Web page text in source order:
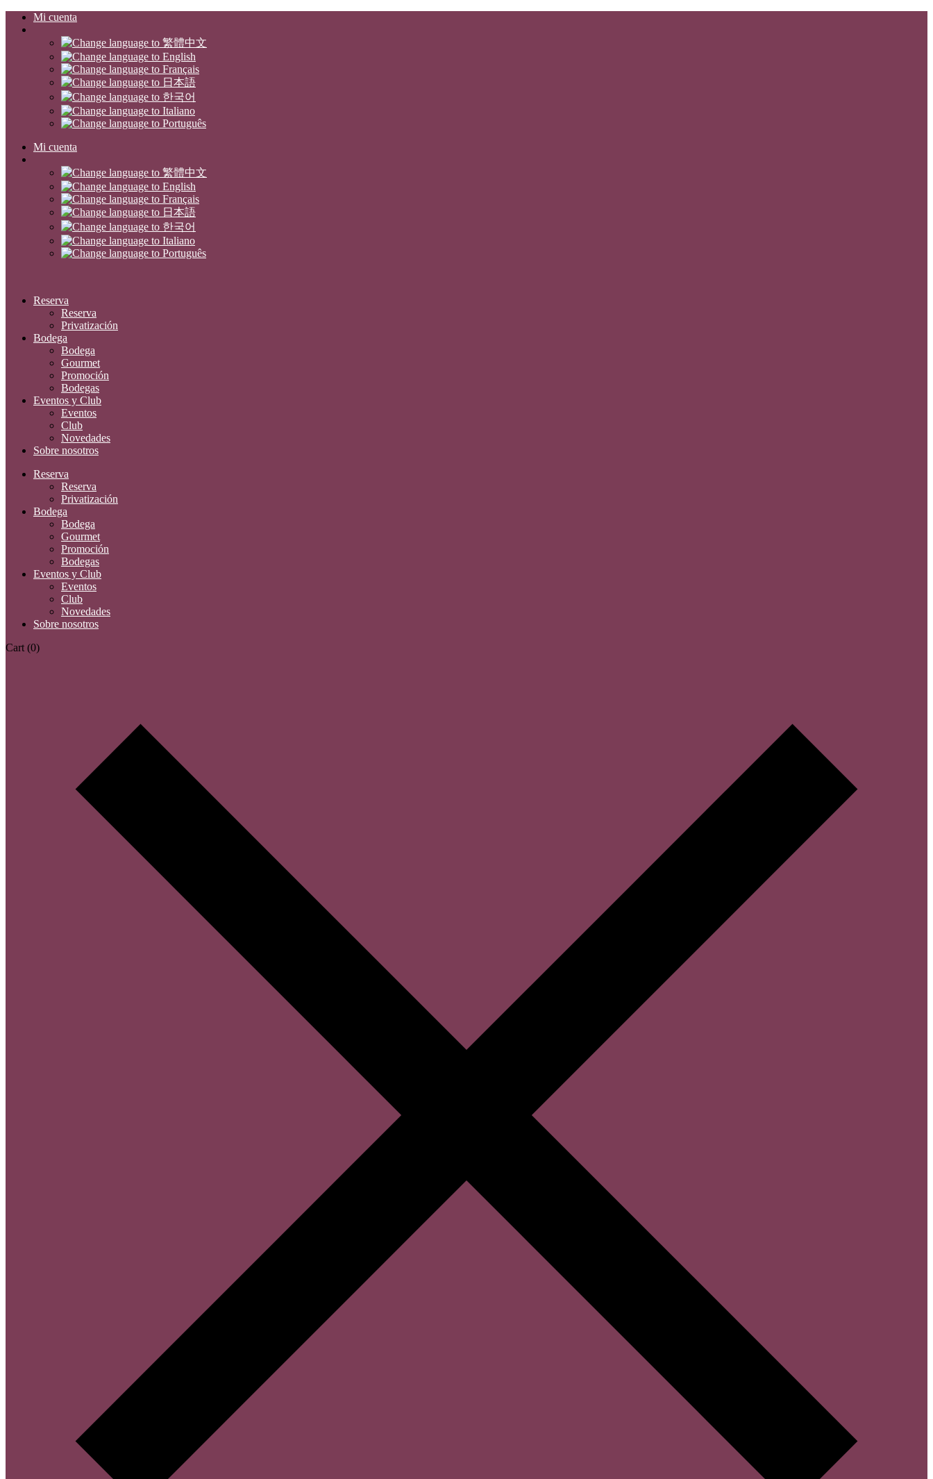
Mi cuenta
Mi cuenta
Reserva
Reserva
Privatización
Bodega
Bodega
Gourmet
Promoción
Bodegas
Eventos y Club
Eventos
Club
Novedades
Sobre nosotros
Reserva
Reserva
Privatización
Bodega
Bodega
Gourmet
Promoción
Bodegas
Eventos y Club
Eventos
Club
Novedades
Sobre nosotros
Cart (0)